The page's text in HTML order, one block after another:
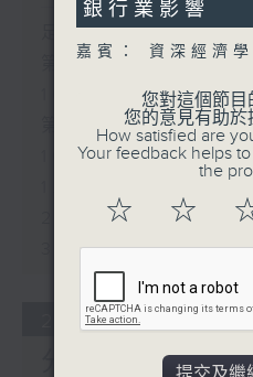
足本 Full (HKT
第一部份 Part 1
第二部份 Part 2
10:35)
2. 一周市況總結
3. 歐洲熱浪對經濟
25/07/2026
分析內地經濟
銀行業影響
嘉賓： 資深經濟
您對這個節目
您的意見有助於
How satisfied are
Your feedback helps
the
☆ ☆